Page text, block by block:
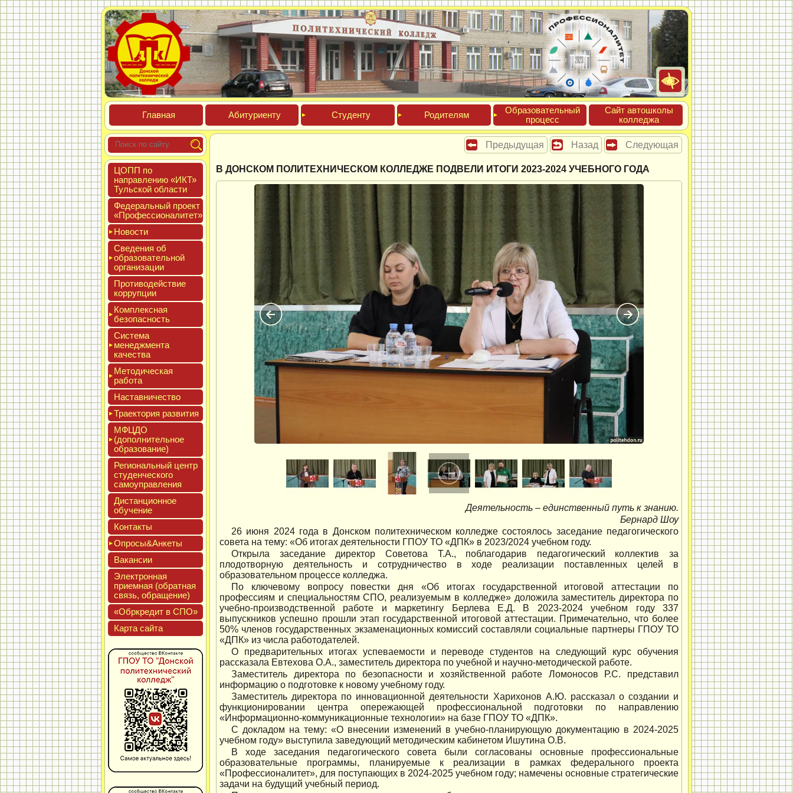
Глав­ная Аби­тури­ен­ту Сту­ден­ту Роди­телям
Обра­зова­тель­ный
про­цесс
Сайт ав­тошко­лы
кол­леджа
ЦОПП по
нап­равле­нию «ИКТ»
Туль­ской об­ласти
Феде­раль­ный про­ект
«Про­фес­си­она­литет»
Новос­ти
Све­дения об
об­ра­зова­тель­ной
ор­га­низа­ции
Про­тиво­дей­ствие
кор­рупции
Ком­плексная
бе­зопас­ность
Сис­те­ма
ме­нед­жмен­та
ка­чес­тва
Мето­дичес­кая
ра­бота
Нас­тавни­чес­тво
Тра­ек­то­рия раз­ви­тия
МФЦДО
(до­пол­ни­тель­ное
об­ра­зова­ние)
Реги­ональ­ный центр
сту­ден­ческо­го
са­мо­уп­равле­ния
Дис­танци­он­ное
обу­чение
Кон­такты
Опро­сы&Анке­ты
Вакан­сии
Элек­трон­ная
при­ем­ная (об­ратная
связь, об­ра­щение)
«Обркре­дит в СПО»
Кар­та сай­та
Предыдущая Назад Следующая
В ДОНСКОМ ПОЛИТЕХНИЧЕСКОМ КОЛЛЕДЖЕ ПОДВЕЛИ ИТОГИ 2023-2024 УЧЕБНОГО ГОДА
Деятельность – единственный путь к знанию.
Бернард Шоу
26 июня 2024 года в Донском политехническом колледже состоялось заседание педагогического
совета на тему: «Об итогах деятельности ГПОУ ТО «ДПК» в 2023/2024 учебном году.
Открыла заседание директор Советова Т.А., поблагодарив педагогический коллектив за
плодотворную деятельность и сотрудничество в ходе реализации поставленных целей в
образовательном процессе колледжа.
По ключевому вопросу повестки дня «Об итогах государственной итоговой аттестации по
профессиям и специальностям СПО, реализуемым в колледже» доложила заместитель директора по
учебно-производственной работе и маркетингу Берлева Е.Д. В 2023-2024 учебном году 337
выпускников успешно прошли этап государственной итоговой аттестации. Примечательно, что более
50% членов государственных экзаменационных комиссий составляли социальные партнеры ГПОУ ТО
«ДПК» из числа работодателей.
О предварительных итогах успеваемости и переводе студентов на следующий курс обучения
рассказала Евтехова О.А., заместитель директора по учебной и научно-методической работе.
Заместитель директора по безопасности и хозяйственной работе Ломоносов Р.С. представил
информацию о подготовке к новому учебному году.
Заместитель директора по инновационной деятельности Харихонов А.Ю. рассказал о создании и
функционировании центра опережающей профессиональной подготовки по направлению
«Информационно-коммуникационные технологии» на базе ГПОУ ТО «ДПК».
С докладом на тему: «О внесении изменений в учебно-планирующую документацию в 2024-2025
учебном году» выступила заведующий методическим кабинетом Ишутина О.В.
В ходе заседания педагогического совета были согласованы основные профессиональные
образовательные программы, планируемые к реализации в рамках федерального проекта
«Профессионалитет», для поступающих в 2024-2025 учебном году; намечены основные стратегические
задачи на будущий учебный период.